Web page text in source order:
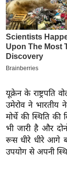
पे
प
र
मि
सा
बे
मि
सा
ल
श
यूक्रेन के राष्ट्रपति
उमेरोव ने भारतीय
मोर्चे की स्थिति की
भी जारी है और
रूस धीरे धीरे आगे
उपयोग से अपनी